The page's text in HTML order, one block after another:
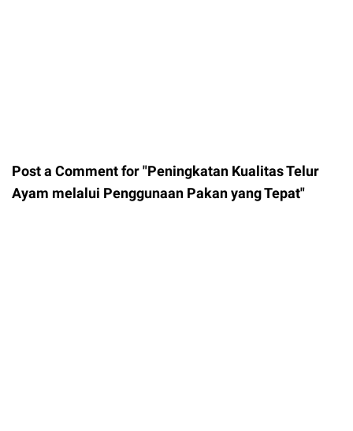
Post a Comment for "Peningkatan Kualitas Telur
Ayam melalui Penggunaan Pakan yang Tepat"